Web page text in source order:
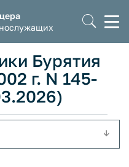
Бурятия
г. N 145-